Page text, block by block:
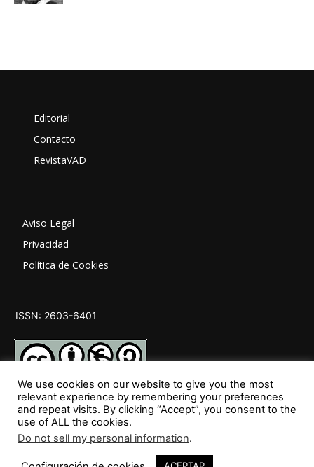
Editorial
Contacto
RevistaVAD
Aviso Legal
Privacidad
Política de Cookies
ISSN: 2603-6401
SÍGUENOS
We use cookies on our website to give you the most
relevant experience by remembering your preferences
and repeat visits. By clicking “Accept”, you consent to the
use of ALL the cookies.
Do not sell my personal information.